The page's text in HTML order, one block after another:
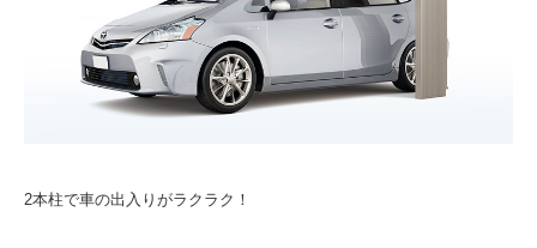
2本柱で車の出入りがラクラク！